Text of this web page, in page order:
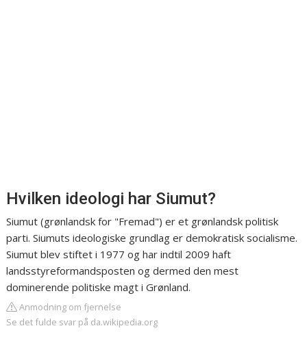
Hvilken ideologi har Siumut?
Siumut (grønlandsk for "Fremad") er et grønlandsk politisk
parti. Siumuts ideologiske grundlag er demokratisk socialisme.
Siumut blev stiftet i 1977 og har indtil 2009 haft
landsstyreformandsposten og dermed den mest
dominerende politiske magt i Grønland.
Anmodning om fjernelse
Se det fulde svar på da.wikipedia.org